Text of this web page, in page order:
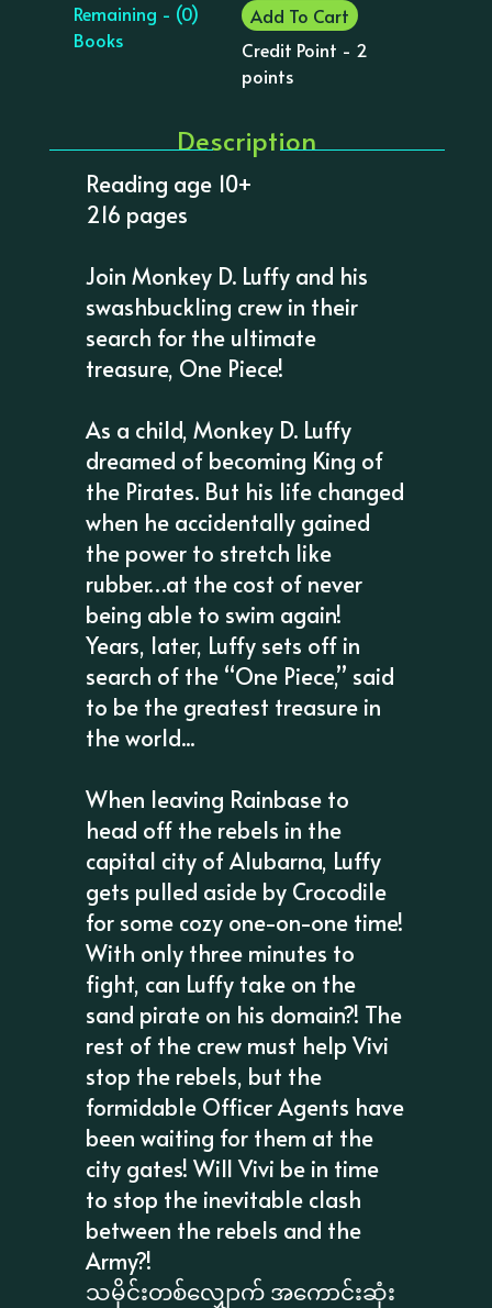
Remaining - (0)
Books
Add To Cart
Credit Point - 2
points
Description
Reading age 10+
216 pages
Join Monkey D. Luffy and his
swashbuckling crew in their
search for the ultimate
treasure, One Piece!
As a child, Monkey D. Luffy
dreamed of becoming King of
the Pirates. But his life changed
when he accidentally gained
the power to stretch like
rubber…at the cost of never
being able to swim again!
Years, later, Luffy sets off in
search of the “One Piece,” said
to be the greatest treasure in
the world...
When leaving Rainbase to
head off the rebels in the
capital city of Alubarna, Luffy
gets pulled aside by Crocodile
for some cozy one-on-one time!
With only three minutes to
fight, can Luffy take on the
sand pirate on his domain?! The
rest of the crew must help Vivi
stop the rebels, but the
formidable Officer Agents have
been waiting for them at the
city gates! Will Vivi be in time
to stop the inevitable clash
between the rebels and the
Army?!
သမိုင်းတစ်လျှောက် အကောင်းဆုံး